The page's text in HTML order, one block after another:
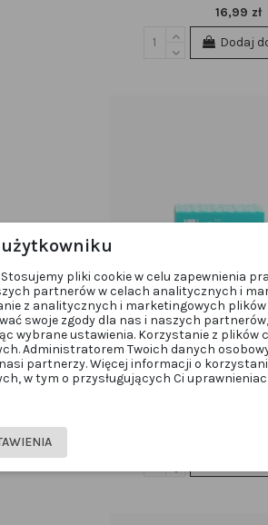
16,99 zł
Dodaj
RZĘSY
Inlei® „One” XL – formy
pliki cookie w celu zapewnienia
partnerów w celach analitycznych i
z analitycznych i marketingowych plików
swoje zgody dla nas i naszych
wybrane ustawienia. Korzystanie z plików
Administratorem Twoich danych
partnerzy. Więcej informacji o
w tym o przysługujących Ci